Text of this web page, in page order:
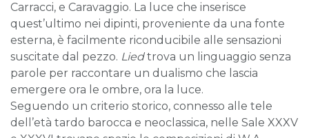
Carracci, e Caravaggio. La luce che inserisce
quest’ultimo nei dipinti, proveniente da una fonte
esterna, è facilmente riconducibile alle sensazioni
suscitate dal pezzo. Liedtrova un linguaggio senza
parole per raccontare un dualismo che lascia
emergere ora le ombre, ora la luce.
Seguendo un criterio storico, connesso alle tele
dell’età tardo barocca e neoclassica, nelle Sale XXXV